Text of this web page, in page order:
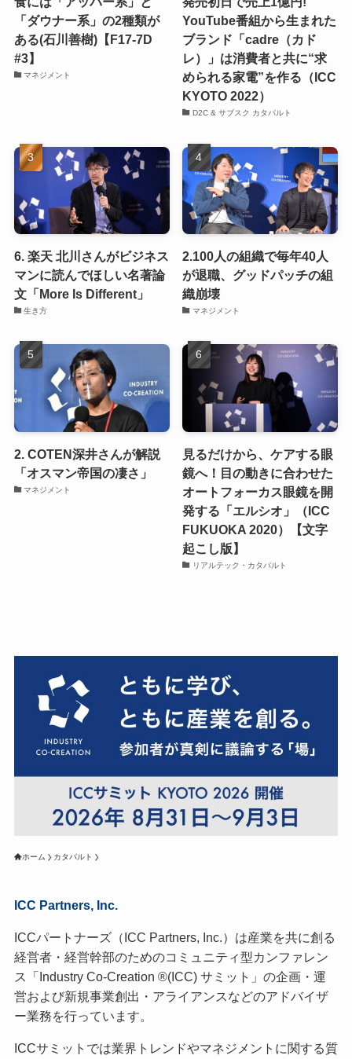
「ダウナー系」の2種類が
ある(石川善樹)【F17-7D
#3】
マネジメント
YouTube番組から生まれた
ブランド「cadre（カド
レ）」は消費者と共に“求
められる家電”を作る（ICC
KYOTO 2022）
D2C & サブスク カタパルト
6. 楽天 北川さんがビジネス
マンに読んでほしい名著論
文「More Is Different」
生き方
2.100人の組織で毎年40人
が退職、グッドパッチの組
織崩壊
マネジメント
2. COTEN深井さんが解説
「オスマン帝国の凄さ」
マネジメント
見るだけから、ケアする眼
鏡へ！目の動きに合わせた
オートフォーカス眼鏡を開
発する「エルシオ」（ICC
FUKUOKA 2020）【文字
起こし版】
リアルテック・カタパルト
ホーム カタパルト
ICC Partners, Inc.
ICCパートナーズ（ICC Partners, Inc.）は産業を共に創る
経営者・経営幹部のためのコミュニティ型カンファレン
ス「Industry Co-Creation ®(ICC) サミット」の企画・運
営および新規事業創出・アライアンスなどのアドバイザ
ー業務を行っています。
ICCサミットでは業界トレンドやマネジメントに関する質